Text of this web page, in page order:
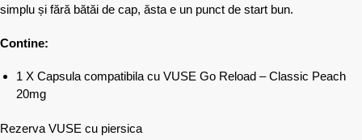
simplu și fără bătăi de cap, ăsta e un punct de start bun.
Contine:
1 X Capsula compatibila cu VUSE Go Reload – Classic Peach
20mg
Rezerva VUSE cu piersica